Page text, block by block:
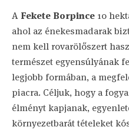
A Fekete Borpince 10
ahol az énekesmadarak
nem kell rovarölőszert
természet egyensúlyának
legjobb formában, a
piacra. Céljuk, hogy a
élményt kapjanak,
környezetbarát tételeket